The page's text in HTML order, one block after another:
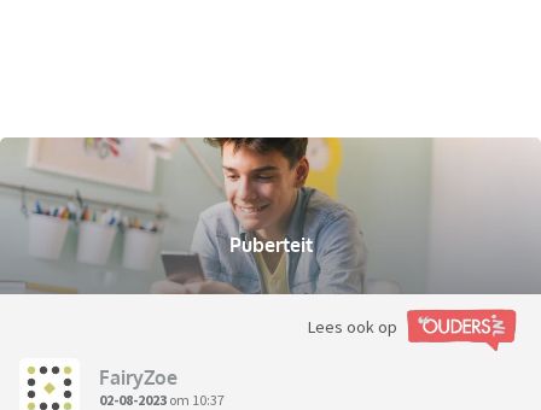
Puberteit
Lees ook op
FairyZoe
02-08-2023 om 10:37